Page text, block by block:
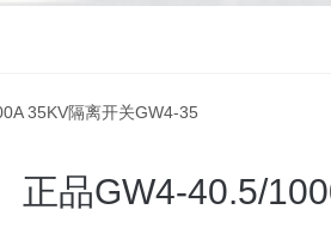
35KV隔离开关GW4-35
正品GW4-40.5/